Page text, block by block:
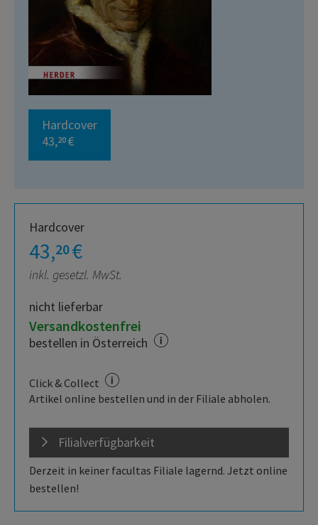
Hardcover
43,20 €
Hardcover
43,20€
inkl. gesetzl. MwSt.
nicht lieferbar
Versandkostenfrei
bestellen in Österreich
Click & Collect
Artikel online bestellen und in der Filiale abholen.
Filialverfügbarkeit
Derzeit in keiner facultas Filiale lagernd. Jetzt online
bestellen!